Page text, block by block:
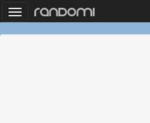
Toggle
navigation